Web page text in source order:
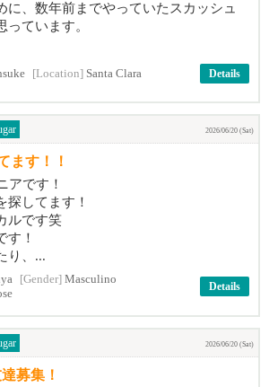
に、数年前までやっていたスカッシュ
っています。
[Location] Santa Clara Details
2026/06/20 (Sat)
ます！！
アです！
探してます！
ルです笑
す！
り、...
[Gender] Masculino
Details
2026/06/20 (Sat)
募集！